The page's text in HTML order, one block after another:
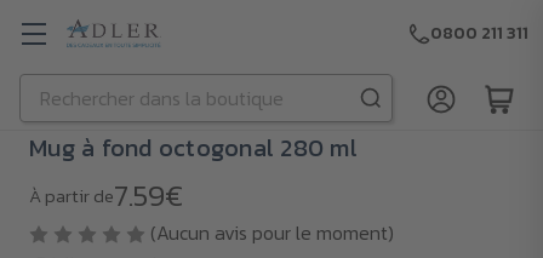
Passer au contenu principal
Rechercher
0800 211 311
Mug à fond octogonal 280 ml
À partir de7.59€
(Aucun avis pour le moment)